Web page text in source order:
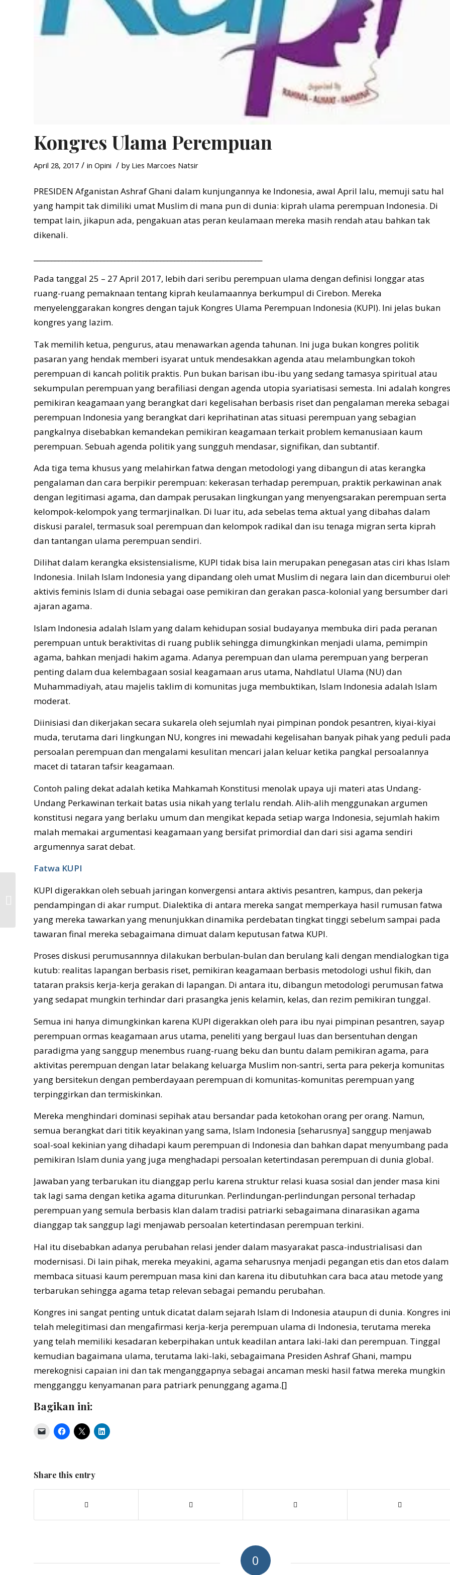
Kongres Ulama Perempuan
April 28, 2017 / in Opini / by Lies Marcoes Natsir
PRESIDEN Afganistan Ashraf Ghani dalam kunjungannya ke Indonesia, awal April lalu, memuji satu hal
yang hampit tak dimiliki umat Muslim di mana pun di dunia: kiprah ulama perempuan Indonesia. Di
tempat lain, jikapun ada, pengakuan atas peran keulamaan mereka masih rendah atau bahkan tak
dikenali.
Pada tanggal 25 – 27 April 2017, lebih dari seribu perempuan ulama dengan definisi longgar atas
ruang-ruang pemaknaan tentang kiprah keulamaannya berkumpul di Cirebon. Mereka
menyelenggarakan kongres dengan tajuk Kongres Ulama Perempuan Indonesia (KUPI). Ini jelas bukan
kongres yang lazim.
Tak memilih ketua, pengurus, atau menawarkan agenda tahunan. Ini juga bukan kongres politik
pasaran yang hendak memberi isyarat untuk mendesakkan agenda atau melambungkan tokoh
perempuan di kancah politik praktis. Pun bukan barisan ibu-ibu yang sedang tamasya spiritual atau
sekumpulan perempuan yang berafiliasi dengan agenda utopia syariatisasi semesta. Ini adalah kongres
pemikiran keagamaan yang berangkat dari kegelisahan berbasis riset dan pengalaman mereka sebagai
perempuan Indonesia yang berangkat dari keprihatinan atas situasi perempuan yang sebagian
pangkalnya disebabkan kemandekan pemikiran keagamaan terkait problem kemanusiaan kaum
perempuan. Sebuah agenda politik yang sungguh mendasar, signifikan, dan subtantif.
Ada tiga tema khusus yang melahirkan fatwa dengan metodologi yang dibangun di atas kerangka
pengalaman dan cara berpikir perempuan: kekerasan terhadap perempuan, praktik perkawinan anak
dengan legitimasi agama, dan dampak perusakan lingkungan yang menyengsarakan perempuan serta
kelompok-kelompok yang termarjinalkan. Di luar itu, ada sebelas tema aktual yang dibahas dalam
diskusi paralel, termasuk soal perempuan dan kelompok radikal dan isu tenaga migran serta kiprah
dan tantangan ulama perempuan sendiri.
Dilihat dalam kerangka eksistensialisme, KUPI tidak bisa lain merupakan penegasan atas ciri khas Islam
Indonesia. Inilah Islam Indonesia yang dipandang oleh umat Muslim di negara lain dan dicemburui
aktivis feminis Islam di dunia sebagai oase pemikiran dan gerakan pasca-kolonial yang bersumber dari
ajaran agama.
Islam Indonesia adalah Islam yang dalam kehidupan sosial budayanya membuka diri pada peranan
perempuan untuk beraktivitas di ruang publik sehingga dimungkinkan menjadi ulama, pemimpin
agama, bahkan menjadi hakim agama. Adanya perempuan dan ulama perempuan yang berperan
penting dalam dua kelembagaan sosial keagamaan arus utama, Nahdlatul Ulama (NU) dan
Muhammadiyah, atau majelis taklim di komunitas juga membuktikan, Islam Indonesia adalah Islam
moderat.
Diinisiasi dan dikerjakan secara sukarela oleh sejumlah nyai pimpinan pondok pesantren, kiyai-kiyai
muda, terutama dari lingkungan NU, kongres ini mewadahi kegelisahan banyak pihak yang peduli
persoalan perempuan dan mengalami kesulitan mencari jalan keluar ketika pangkal persoalannya
macet di tataran tafsir keagamaan.
Contoh paling dekat adalah ketika Mahkamah Konstitusi menolak upaya uji materi atas Undang-
Undang Perkawinan terkait batas usia nikah yang terlalu rendah. Alih-alih menggunakan argumen
konstitusi negara yang berlaku umum dan mengikat kepada setiap warga Indonesia, sejumlah hakim
malah memakai argumentasi keagamaan yang bersifat primordial dan dari sisi agama sendiri
argumennya sarat debat.
Fatwa KUPI
KUPI digerakkan oleh sebuah jaringan konvergensi antara aktivis pesantren, kampus, dan pekerja
pendampingan di akar rumput. Dialektika di antara mereka sangat memperkaya hasil rumusan fatwa
yang mereka tawarkan yang menunjukkan dinamika perdebatan tingkat tinggi sebelum sampai pada
tawaran final mereka sebagaimana dimuat dalam keputusan fatwa KUPI.
Proses diskusi perumusannnya dilakukan berbulan-bulan dan berulang kali dengan mendialogkan tiga
kutub: realitas lapangan berbasis riset, pemikiran keagamaan berbasis metodologi ushul fikih, dan
tataran praksis kerja-kerja gerakan di lapangan. Di antara itu, dibangun metodologi perumusan fatwa
yang sedapat mungkin terhindar dari prasangka jenis kelamin, kelas, dan rezim pemikiran tunggal.
Semua ini hanya dimungkinkan karena KUPI digerakkan oleh para ibu nyai pimpinan pesantren, sayap
perempuan ormas keagamaan arus utama, peneliti yang bergaul luas dan bersentuhan dengan
paradigma yang sanggup menembus ruang-ruang beku dan buntu dalam pemikiran agama, para
aktivitas perempuan dengan latar belakang keluarga Muslim non-santri, serta para pekerja komunitas
yang bersitekun dengan pemberdayaan perempuan di komunitas-komunitas perempuan yang
terpinggirkan dan termiskinkan.
Mereka menghindari dominasi sepihak atau bersandar pada ketokohan orang per orang. Namun,
semua berangkat dari titik keyakinan yang sama, Islam Indonesia [seharusnya] sanggup menjawab
soal-soal kekinian yang dihadapi kaum perempuan di Indonesia dan bahkan dapat menyumbang pada
pemikiran Islam dunia yang juga menghadapi persoalan ketertindasan perempuan di dunia global.
Jawaban yang terbarukan itu dianggap perlu karena struktur relasi kuasa sosial dan jender masa kini
tak lagi sama dengan ketika agama diturunkan. Perlindungan-perlindungan personal terhadap
perempuan yang semula berbasis klan dalam tradisi patriarki sebagaimana dinarasikan agama
dianggap tak sanggup lagi menjawab persoalan ketertindasan perempuan terkini.
Hal itu disebabkan adanya perubahan relasi jender dalam masyarakat pasca-industrialisasi dan
modernisasi. Di lain pihak, mereka meyakini, agama seharusnya menjadi pegangan etis dan etos dalam
membaca situasi kaum perempuan masa kini dan karena itu dibutuhkan cara baca atau metode yang
terbarukan sehingga agama tetap relevan sebagai pemandu perubahan.
Kongres ini sangat penting untuk dicatat dalam sejarah Islam di Indonesia ataupun di dunia. Kongres
telah melegitimasi dan mengafirmasi kerja-kerja perempuan ulama di Indonesia, terutama mereka
yang telah memiliki kesadaran keberpihakan untuk keadilan antara laki-laki dan perempuan. Tinggal
kemudian bagaimana ulama, terutama laki-laki, sebagaimana Presiden Ashraf Ghani, mampu
merekognisi capaian ini dan tak menganggapnya sebagai ancaman meski hasil fatwa mereka mungkin
mengganggu kenyamanan para patriark penunggang agama.[]
Bagikan ini:
Share this entry
0
Kartini, Kiyai Sholeh
Darat, dan KUPI